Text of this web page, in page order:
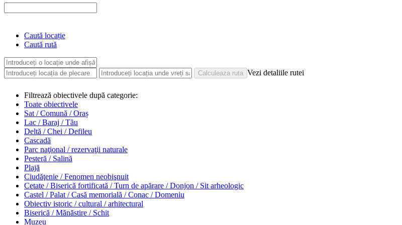
Caută locație
Caută rută
Vezi detaliile rutei
Filtrează obiectivele după categorie:
Toate obiectivele
Sat / Comună / Oraș
Lac / Baraj / Tău
Deltă / Chei / Defileu
Cascadă
Parc naţional / rezervaţii naturale
Pesteră / Salină
Plajă
Ciudăţenie / Fenomen neobişnuit
Cetate / Biserică fortificată / Turn de apărare / Donjon / Sit arheologic
Castel / Palat / Casă memorială / Conac / Domeniu
Obiectiv istoric / cultural / arhitectural
Biserică / Mănăstire / Schit
Muzeu